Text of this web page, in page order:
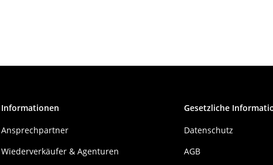
Informationen
Ansprechpartner
Wiederverkäufer & Agenturen
Gesetzliche
Datenschutz
AGB